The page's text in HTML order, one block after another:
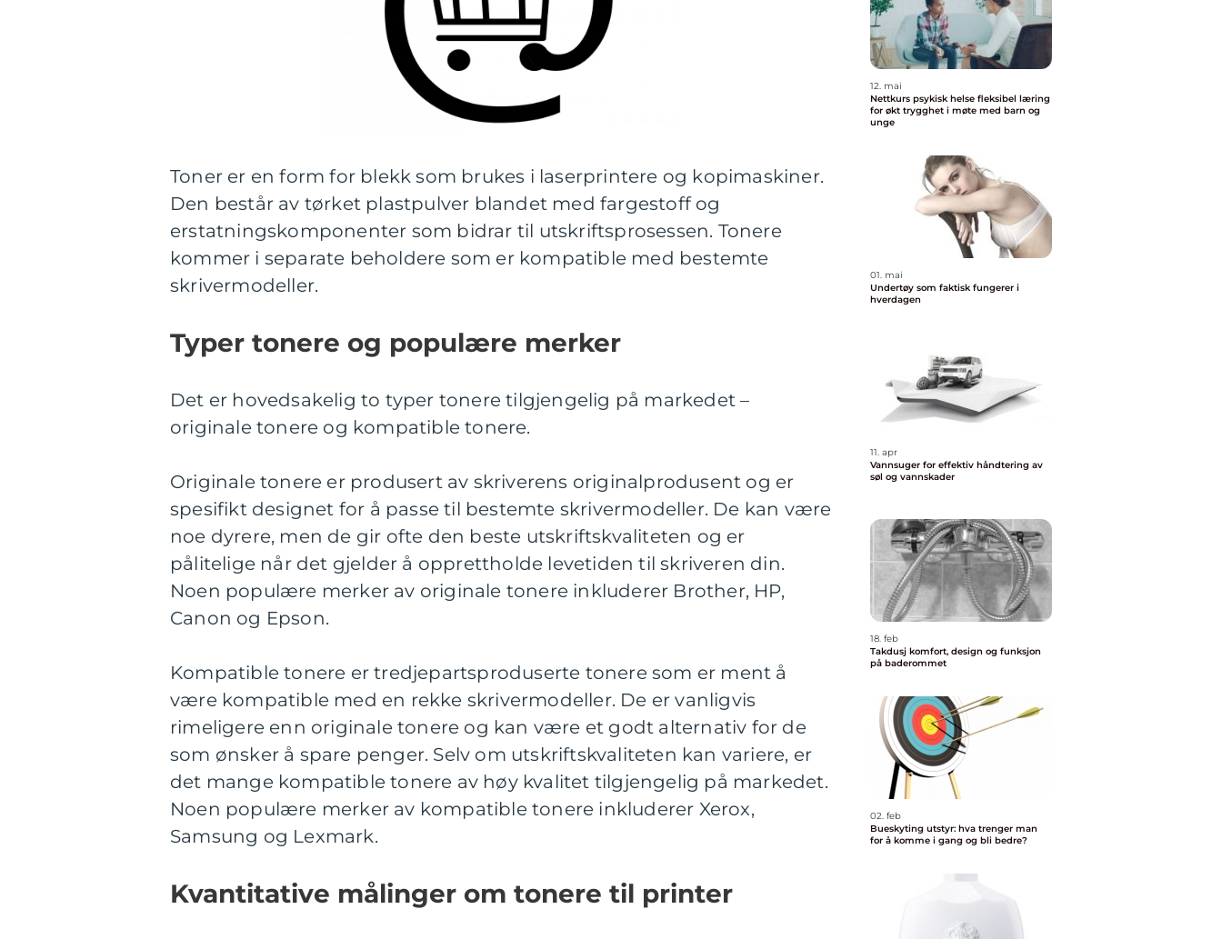
Toner er en form for blekk som brukes i laserprintere og kopimaskiner.
Den består av tørket plastpulver blandet med fargestoff og
erstatningskomponenter som bidrar til utskriftsprosessen. Tonere
kommer i separate beholdere som er kompatible med bestemte
skrivermodeller.
Typer tonere og populære merker
Det er hovedsakelig to typer tonere tilgjengelig på markedet –
originale tonere og kompatible tonere.
Originale tonere er produsert av skriverens originalprodusent og er
spesifikt designet for å passe til bestemte skrivermodeller. De kan være
noe dyrere, men de gir ofte den beste utskriftskvaliteten og er
pålitelige når det gjelder å opprettholde levetiden til skriveren din.
Noen populære merker av originale tonere inkluderer Brother, HP,
Canon og Epson.
Kompatible tonere er tredjepartsproduserte tonere som er ment å
være kompatible med en rekke skrivermodeller. De er vanligvis
rimeligere enn originale tonere og kan være et godt alternativ for de
som ønsker å spare penger. Selv om utskriftskvaliteten kan variere, er
det mange kompatible tonere av høy kvalitet tilgjengelig på markedet.
Noen populære merker av kompatible tonere inkluderer Xerox,
Samsung og Lexmark.
Kvantitative målinger om tonere til printer
12. mai
Nettkurs psykisk helse fleksibel læring
for økt trygghet i møte med barn og
unge
01. mai
Undertøy som faktisk fungerer i
hverdagen
11. apr
Vannsuger for effektiv håndtering av
søl og vannskader
18. feb
Takdusj komfort, design og funksjon
på baderommet
02. feb
Bueskyting utstyr: hva trenger man
for å komme i gang og bli bedre?